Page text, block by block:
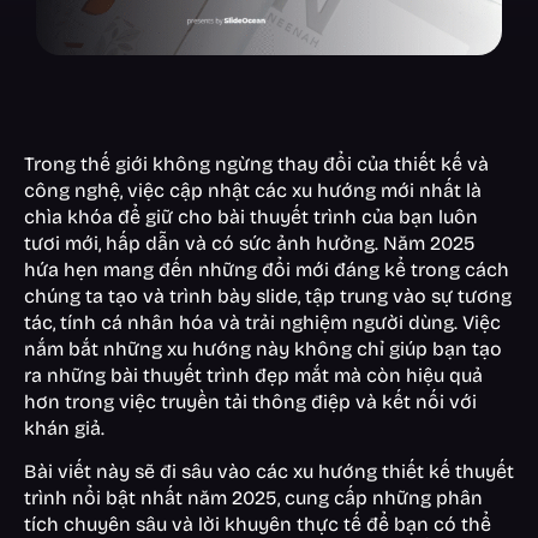
Trong thế giới không ngừng thay đổi của thiết kế và
công nghệ, việc cập nhật các xu hướng mới nhất là
chìa khóa để giữ cho bài thuyết trình của bạn luôn
tươi mới, hấp dẫn và có sức ảnh hưởng. Năm 2025
hứa hẹn mang đến những đổi mới đáng kể trong cách
chúng ta tạo và trình bày slide, tập trung vào sự tương
tác, tính cá nhân hóa và trải nghiệm người dùng. Việc
nắm bắt những xu hướng này không chỉ giúp bạn tạo
ra những bài thuyết trình đẹp mắt mà còn hiệu quả
hơn trong việc truyền tải thông điệp và kết nối với
khán giả.
Bài viết này sẽ đi sâu vào các xu hướng thiết kế thuyết
trình nổi bật nhất năm 2025, cung cấp những phân
tích chuyên sâu và lời khuyên thực tế để bạn có thể